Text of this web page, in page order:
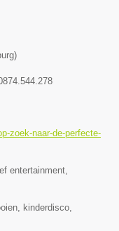
)
zoek-naar-de-perfecte-
entertainment,
kinderdisco,